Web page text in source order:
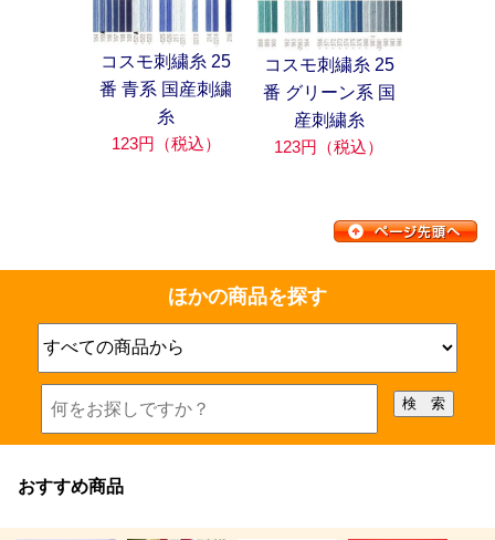
コスモ刺繍糸 25
番 青系 国産刺繍
糸
123円（税込）
コスモ刺繍糸 25
番 グリーン系 国
産刺繍糸
123円（税込）
ほかの商品を探す
おすすめ商品